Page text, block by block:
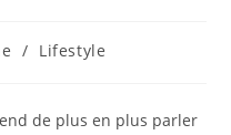
/ Lifestyle
de plus en plus parler